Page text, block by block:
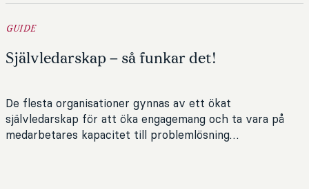
GUIDE
Självledarskap – så funkar det!
De flesta organisationer gynnas av ett ökat
självledarskap för att öka engagemang och ta vara på
medarbetares kapacitet till problemlösning…